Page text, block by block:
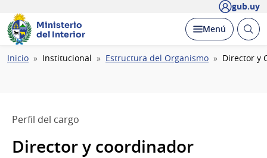
gub.uy
Ministerio
del Interior
Desplegar
Menú Abrir
Ruta
Inicio Institucional Estructura del Organismo Director y
Perfil del cargo
Director y coordinador